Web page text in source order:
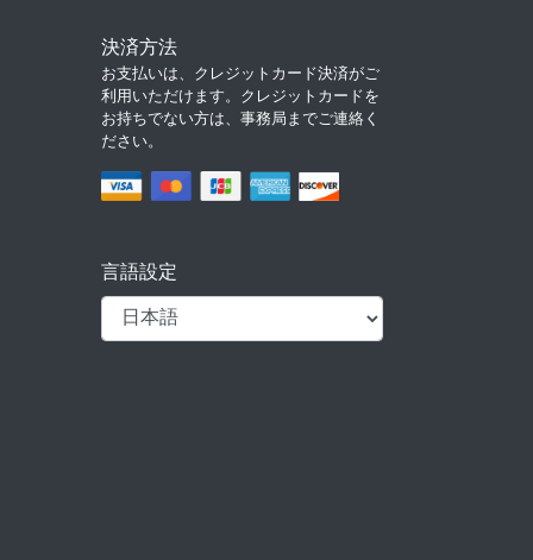
決済方法
お支払いは、クレジットカード決済がご
利用いただけます。クレジットカードを
お持ちでない方は、事務局までご連絡く
ださい。
言語設定